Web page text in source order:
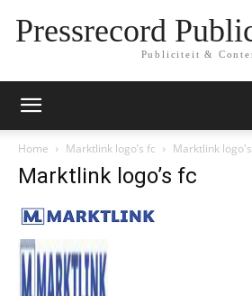
Pressrecord
Publiciteit &
Home Marktlink logo’s fc Marktlink
Marktlink logo’s fc